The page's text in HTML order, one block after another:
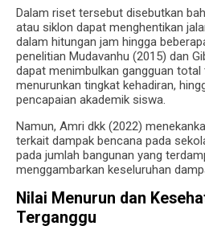
Dalam riset tersebut disebutkan
atau siklon dapat menghentikan
dalam hitungan jam hingga
penelitian Mudavanhu (2015) dan
dapat menimbulkan gangguan total
menurunkan tingkat kehadiran,
pencapaian akademik siswa.
Namun, Amri dkk (2022)
terkait dampak bencana pada
pada jumlah bangunan yang
menggambarkan keseluruhan
Nilai Menurun dan
Terganggu